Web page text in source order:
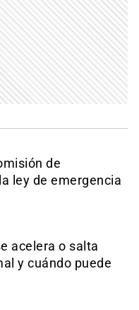
de
ley de emergencia
acelera o salta
y cuándo puede